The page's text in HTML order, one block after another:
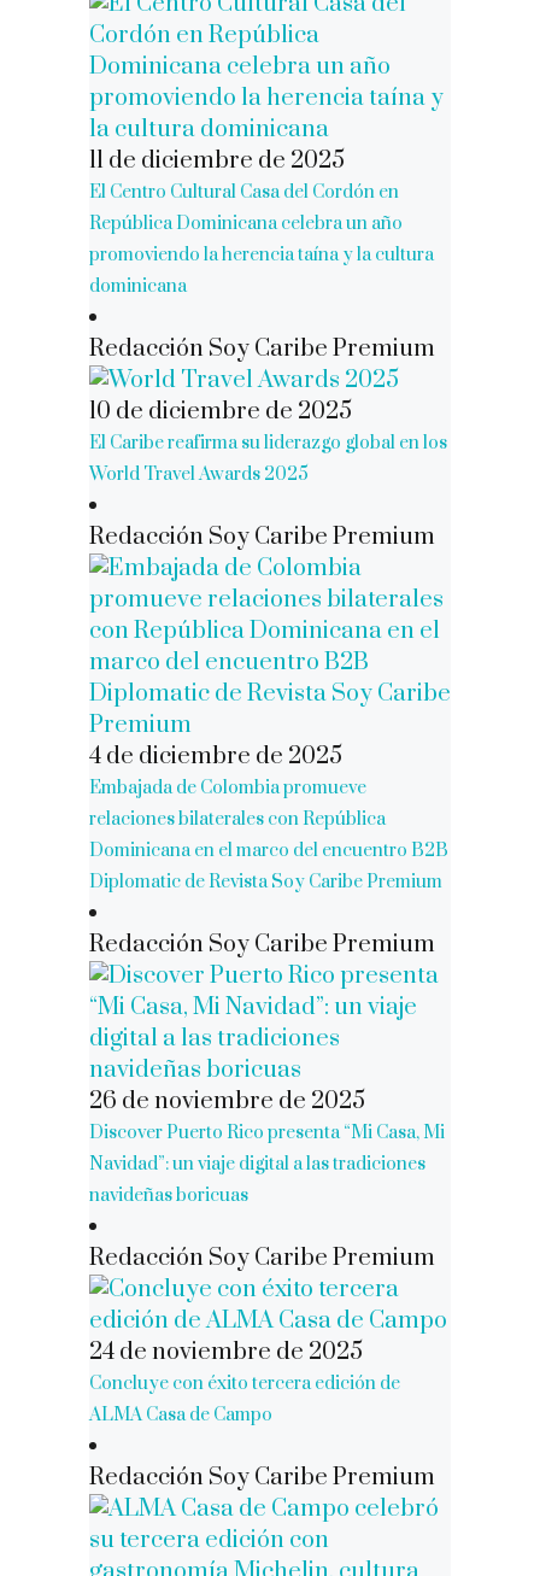
11 de diciembre de 2025
El Centro Cultural Casa del Cordón en
República Dominicana celebra un año
promoviendo la herencia taína y la cultura
dominicana
Redacción Soy Caribe Premium
10 de diciembre de 2025
El Caribe reafirma su liderazgo global en los
World Travel Awards 2025
Redacción Soy Caribe Premium
4 de diciembre de 2025
Embajada de Colombia promueve
relaciones bilaterales con República
Dominicana en el marco del encuentro B2B
Diplomatic de Revista Soy Caribe Premium
Redacción Soy Caribe Premium
26 de noviembre de 2025
Discover Puerto Rico presenta “Mi Casa, Mi
Navidad”: un viaje digital a las tradiciones
navideñas boricuas
Redacción Soy Caribe Premium
24 de noviembre de 2025
Concluye con éxito tercera edición de
ALMA Casa de Campo
Redacción Soy Caribe Premium